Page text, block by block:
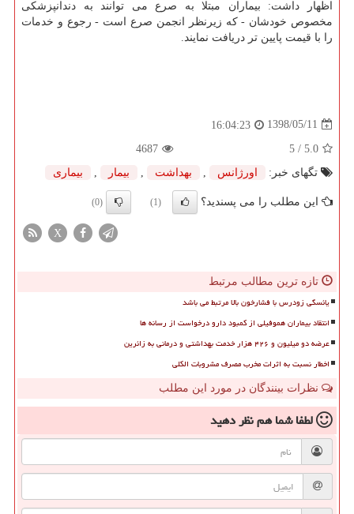
اظهار داشت: بیماران مبتلا به صرع می توانند به دندانپزشكی
مخصوص خودشان - كه زیرنظر انجمن صرع است - رجوع و خدمات
را با قیمت پایین تر دریافت نمایند.
1398/05/11
16:04:23
5.0
/ 5
4687
تگهای خبر:
اورژانس , بهداشت , بیمار , بیماری
این مطلب را می پسندید؟ (1)
(0)
X
تازه ترین مطالب مرتبط
یائسگی زودرس با فشارخون بالا مرتبط می باشد
انتقاد بیماران هموفیلی از کمبود دارو درخواست از رسانه ها
عرضه دو میلیون و ۴۲۶ هزار خدمت بهداشتی و درمانی به زائرین
اخطار نسبت به اثرات مخرب مصرف مشروبات الکلی
نظرات بینندگان در مورد این مطلب
لطفا شما همنظر دهید